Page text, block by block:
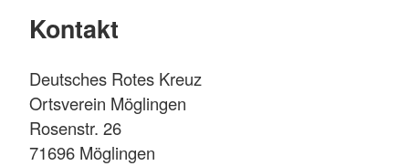
Kontakt
Deutsches Rotes Kreuz
Ortsverein Möglingen
Rosenstr. 26
71696 Möglingen